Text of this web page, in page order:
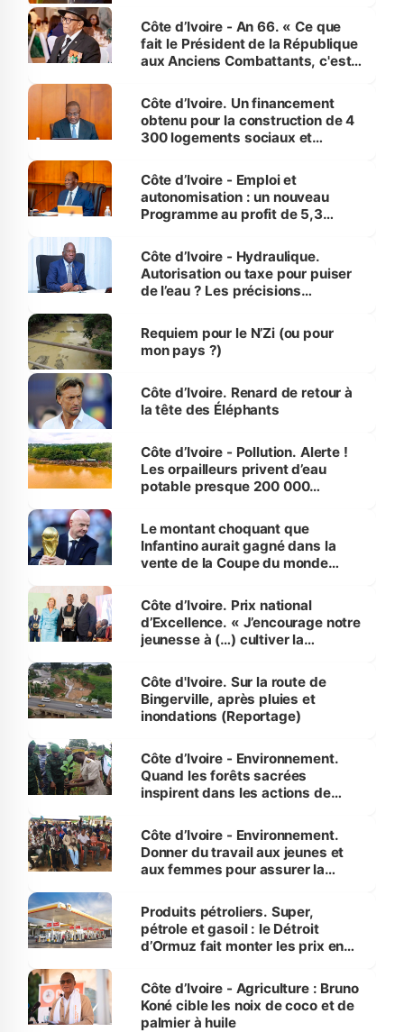
Côte d’Ivoire - An 66. « Ce que
fait le Président de la République
aux Anciens Combattants, c'est
Côte d’Ivoire. Un financement
obtenu pour la construction de 4
300 logements sociaux et
et Yamoussoukro
Côte d’Ivoire - Emploi et
autonomisation : un nouveau
Programme au profit de 5,3
Côte d’Ivoire - Hydraulique.
Autorisation ou taxe pour puiser
de l’eau ? Les précisions
Requiem pour le N’Zi (ou pour
mon pays ?)
Côte d’Ivoire. Renard de retour à
la tête des Éléphants
Côte d’Ivoire - Pollution. Alerte !
Les orpailleurs privent d’eau
potable presque 200 000
Le montant choquant que
Infantino aurait gagné dans la
vente de la Coupe du monde
Côte d’Ivoire. Prix national
d’Excellence. « J’encourage notre
jeunesse à (…) cultiver la
(Alassane Ouattara
Côte d'Ivoire. Sur la route de
Bingerville, après pluies et
inondations (Reportage)
Côte d’Ivoire - Environnement.
Quand les forêts sacrées
inspirent dans les actions de
Côte d’Ivoire - Environnement.
Donner du travail aux jeunes et
aux femmes pour assurer la
menacées
Produits pétroliers. Super,
pétrole et gasoil : le Détroit
d’Ormuz fait monter les prix en
Côte d’Ivoire - Agriculture : Bruno
Koné cible les noix de coco et de
palmier à huile